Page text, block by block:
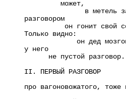
может,
в метель
разговором
он гонит свой
Только видно:
он дед
у него
не пустой разговор.
II. ПЕРВЫЙ РАЗГОВОР
про вагоновожатого, тоже